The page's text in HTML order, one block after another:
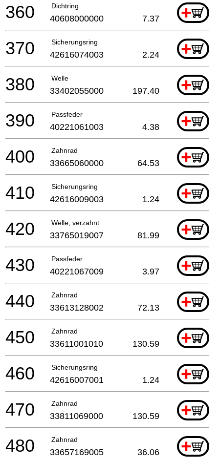
Dichtring +
360 40608000000 7.37
Sicherungsring +
370 42616074003 2.24
Welle +
380 33402055000 197.40
Passfeder +
390 40221061003 4.38
Zahnrad +
400 33665060000 64.53
Sicherungsring +
410 42616009003 1.24
Welle, verzahnt +
420 33765019007 81.99
Passfeder +
430 40221067009 3.97
Zahnrad +
440 33613128002 72.13
Zahnrad +
450 33611001010 130.59
Sicherungsring +
460 42616007001 1.24
Zahnrad +
470 33811069000 130.59
Zahnrad +
480 33657169005 36.06